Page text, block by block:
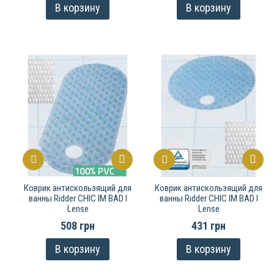
В корзину
В корзину
Коврик антискользящий для
ванны Ridder CHIC IM BAD I
Lense
508 грн
В корзину
Коврик антискользящий для
ванны Ridder CHIC IM BAD I
Lense
431 грн
В корзину